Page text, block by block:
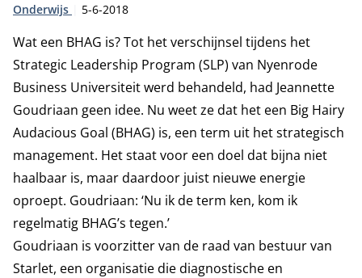
Type:
Onderwijs Publicatiedatum:
5-6-2018
Wat een BHAG is? Tot het verschijnsel tijdens het
Strategic Leadership Program (SLP) van Nyenrode
Business Universiteit werd behandeld, had Jeannette
Goudriaan geen idee. Nu weet ze dat het een Big Hairy
Audacious Goal (BHAG) is, een term uit het strategisch
management. Het staat voor een doel dat bijna niet
haalbaar is, maar daardoor juist nieuwe energie
oproept. Goudriaan: ‘Nu ik de term ken, kom ik
regelmatig BHAG’s tegen.’
Goudriaan is voorzitter van de raad van bestuur van
Starlet, een organisatie die diagnostische en